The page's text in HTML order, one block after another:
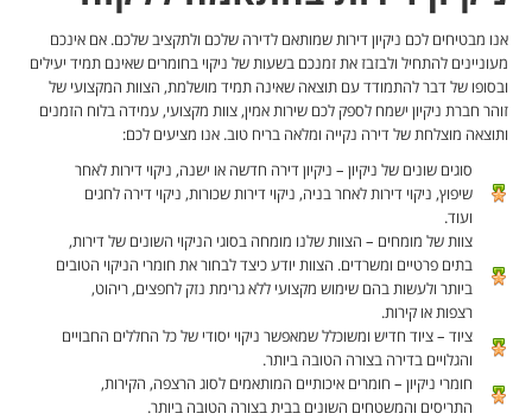
אנו מבטיחים לכם ניקיון דירות שמותאם לדירה שלכם ולתקציב שלכם. אם אינכם
מעוניינים להתחיל ולבזבז את זמנכם בשעות של ניקוי בחומרים שאינם תמיד יעילים
ובסופו של דבר להתמודד עם תוצאה שאינה תמיד מושלמת, הצוות המקצועי של
זוהר חברת ניקיון ישמח לספק לכם שירות אמין, צוות מקצועי, עמידה בלוח הזמנים
ותוצאה מוצלחת של דירה נקייה ומלאה בריח טוב. אנו מציעים לכם:
סוגים שונים של ניקיון – ניקיון דירה חדשה או ישנה, ניקוי דירות לאחר
שיפוץ, ניקוי דירות לאחר בניה, ניקוי דירות שכורות, ניקוי דירה לחגים
ועוד.
צוות של מומחים – הצוות שלנו מומחה בסוגי הניקוי השונים של דירות,
בתים פרטיים ומשרדים. הצוות יודע כיצד לבחור את חומרי הניקוי הטובים
ביותר ולעשות בהם שימוש מקצועי ללא גרימת נזק לחפצים, ריהוט,
רצפות או קירות.
ציוד – ציוד חדיש ומשוכלל שמאפשר ניקוי יסודי של כל החללים החבויים
והגלויים בדירה בצורה הטובה ביותר.
חומרי ניקיון – חומרים איכותיים המותאמים לסוג הרצפה, הקירות,
התריסים והמשטחים השונים בבית בצורה הטובה ביותר.